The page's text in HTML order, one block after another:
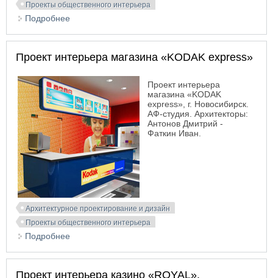
Проекты общественного интерьера
Подробнее
Проект интерьера магазина «KODAK express»
Проект интерьера
магазина «KODAK
express», г. Новосибирск.
АФ-студия. Архитекторы:
Антонов Дмитрий -
Фаткин Иван.
Архитектурное проектирование и дизайн
Проекты общественного интерьера
Подробнее
Проект интерьера казино «ROYAL»,